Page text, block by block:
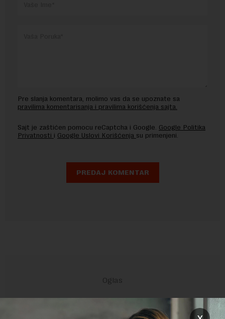
Pre slanja komentara, molimo vas da se upoznate sa
pravilima komentarisanja i pravilima korišćenja sajta.
Sajt je zaštićen pomocu reCaptcha i Google. Google Politika
Privatnosti i Google Uslovi Korišćenja su primenjeni.